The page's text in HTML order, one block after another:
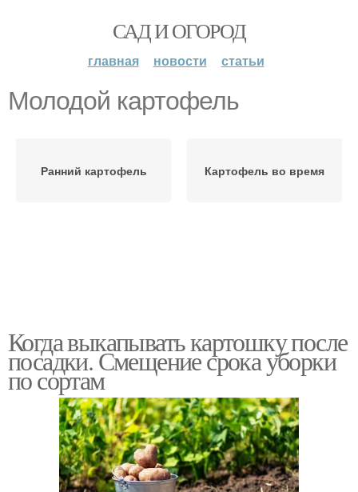
САД И ОГОРОД
главная новости статьи
Молодой картофель
Ранний картофель Картофель во время
Когда выкапывать картошку после
посадки. Смещение срока уборки
по сортам